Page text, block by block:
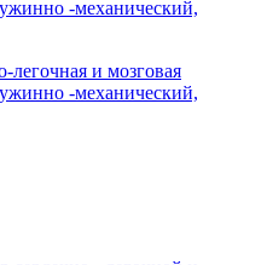
и мозговая
-механический,